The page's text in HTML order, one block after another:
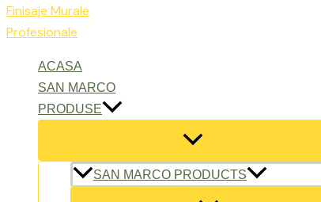
ACASA
SAN MARCO
PRODUSE
SAN MARCO PRODUCTS